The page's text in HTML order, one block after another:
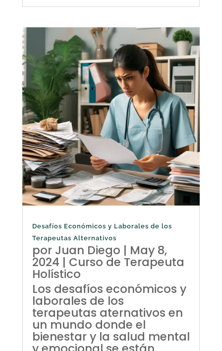
Desafíos Económicos y Laborales de los
Terapeutas Alternativos
por Juan Diego | May 8,
2024 | Curso de Terapeuta
Holístico
Los desafíos económicos y
laborales de los
terapeutas aternativos en
un mundo donde el
bienestar y la salud mental